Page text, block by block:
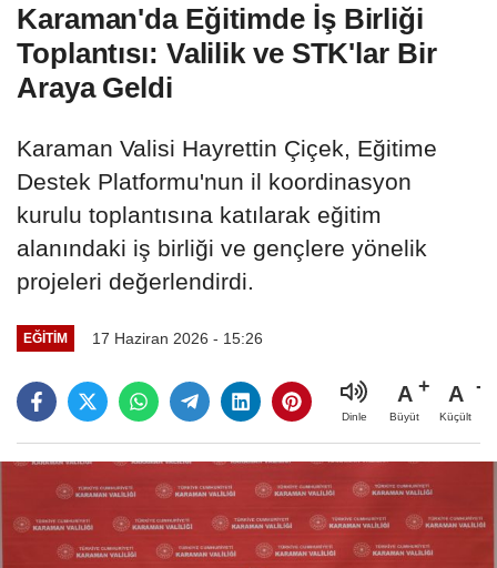
Karaman'da Eğitimde İş Birliği
Toplantısı: Valilik ve STK'lar Bir
Araya Geldi
Karaman Valisi Hayrettin Çiçek, Eğitime
Destek Platformu'nun il koordinasyon
kurulu toplantısına katılarak eğitim
alanındaki iş birliği ve gençlere yönelik
projeleri değerlendirdi.
EĞITIM 17 Haziran 2026 - 15:26
Dinle
A
Büyüt
A
Küçült